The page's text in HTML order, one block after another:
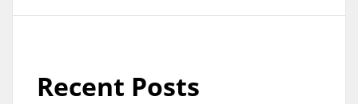
Recent Posts